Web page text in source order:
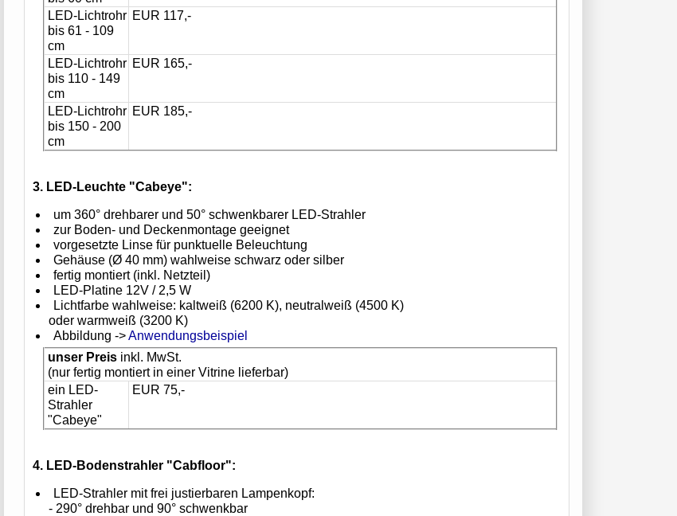
LED-Lichtrohr
bis 61 - 109
cm
EUR 117,-
LED-Lichtrohr
bis 110 - 149
cm
EUR 165,-
LED-Lichtrohr
bis 150 - 200
cm
EUR 185,-
3. LED-Leuchte "Cabeye":
um 360° drehbarer und 50° schwenkbarer LED-Strahler
zur Boden- und Deckenmontage geeignet
vorgesetzte Linse für punktuelle Beleuchtung
Gehäuse (Ø 40 mm) wahlweise schwarz oder silber
fertig montiert (inkl. Netzteil)
LED-Platine 12V / 2,5 W
Lichtfarbe wahlweise: kaltweiß (6200 K), neutralweiß (4500 K)
oder warmweiß (3200 K)
Abbildung ->Anwendungsbeispiel
unser Preis inkl. MwSt.
(nur fertig montiert in einer Vitrine lieferbar)
ein LED-
Strahler
"Cabeye"
EUR 75,-
4. LED-Bodenstrahler "Cabfloor":
LED-Strahler mit frei justierbaren Lampenkopf:
- 290° drehbar und 90° schwenkbar